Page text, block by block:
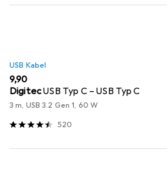
USB Kabel
EUR
9,90
DigitecUSB Typ C – USB Typ C
3 m, USB 3.2 Gen 1, 60 W
520